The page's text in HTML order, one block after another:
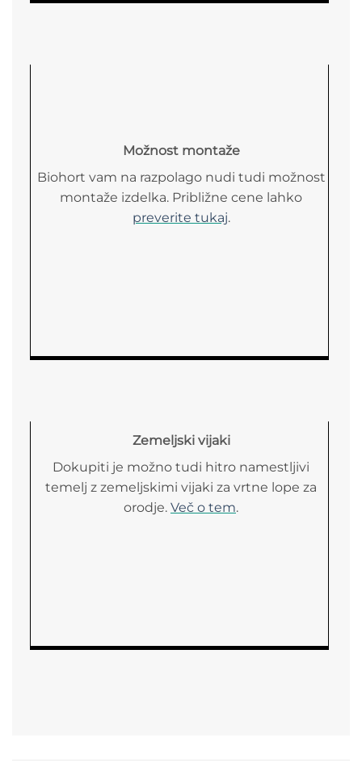
Možnost montaže
Biohort vam na razpolago nudi tudi možnost
montaže izdelka. Približne cene lahko
preverite tukaj.
Zemeljski vijaki
Dokupiti je možno tudi hitro namestljivi
temelj z zemeljskimi vijaki za vrtne lope za
orodje. Več o tem.